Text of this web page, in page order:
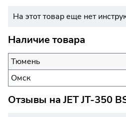
На этот товар еще нет
Наличие товара
Тюмень
Омск
Отзывы наJET JT-350